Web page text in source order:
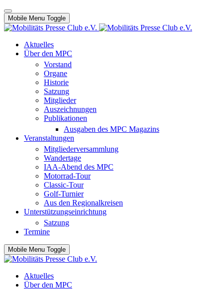
Mobile Menu Toggle
Aktuelles
Über den MPC
Vorstand
Organe
Historie
Satzung
Mitglieder
Auszeichnungen
Publikationen
Ausgaben des MPC Magazins
Veranstaltungen
Mitgliederversammlung
Wandertage
IAA-Abend des MPC
Motorrad-Tour
Classic-Tour
Golf-Turnier
Aus den Regionalkreisen
Unterstützungseinrichtung
Satzung
Termine
Mobile Menu Toggle
Aktuelles
Über den MPC